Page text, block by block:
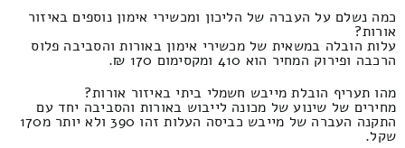
כמה נשלם על העברה של הליכון ומכשירי אימון נוספים באיזור
אורות?
עלות הובלה במשאית של מכשירי אימון באורות והסביבה פלוס
הרכבה ופירוק המחיר הוא 410 ומקסימום 170 ₪.
מהו תעריף הובלת מייבש חשמלי ביתי באיזור אורות?
מחירים של שינוע של מכונה לייבוש באורות והסביבה יחד עם
התקנה העברה של מייבש כביסה העלות זהו 390 ולא יותר מ170
שקל.